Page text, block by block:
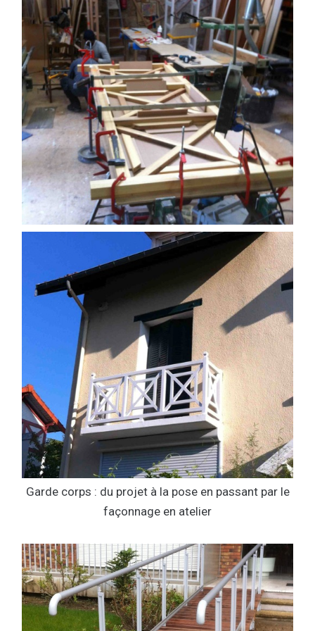
Garde corps : du projet à la pose en passant par le
façonnage en atelier